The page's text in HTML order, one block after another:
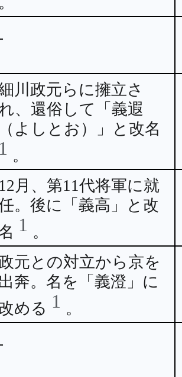
川政元らに擁立さ
、還俗して「義遐
（よしとお）」と改名
1 。
12月、第11代将軍に就
。後に「義高」と改
1 。
元との対立から京を
奔。名を「義澄」に
める 1 。